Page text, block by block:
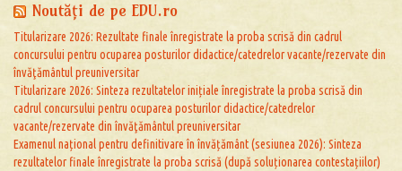
Noutăţi de pe EDU.ro
Titularizare 2026: Rezultate finale înregistrate la proba scrisă din cadrul
concursului pentru ocuparea posturilor didactice/catedrelor vacante/rezervate din
învăţământul preuniversitar
Titularizare 2026: Sinteza rezultatelor inițiale înregistrate la proba scrisă din
cadrul concursului pentru ocuparea posturilor didactice/catedrelor
vacante/rezervate din învăţământul preuniversitar
Examenul național pentru definitivare în învățământ (sesiunea 2026): Sinteza
rezultatelor finale înregistrate la proba scrisă (după soluționarea contestațiilor)